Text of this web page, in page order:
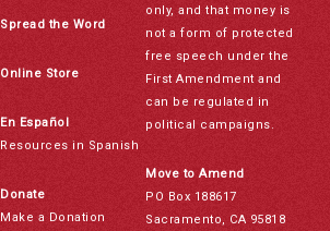
Spread the Word
Online Store
En Español
Resources in Spanish
Donate
Make a Donation
only, and that money is
not a form of protected
free speech under the
First Amendment and
can be regulated in
political campaigns.
Move to Amend
PO Box 188617
Sacramento, CA 95818